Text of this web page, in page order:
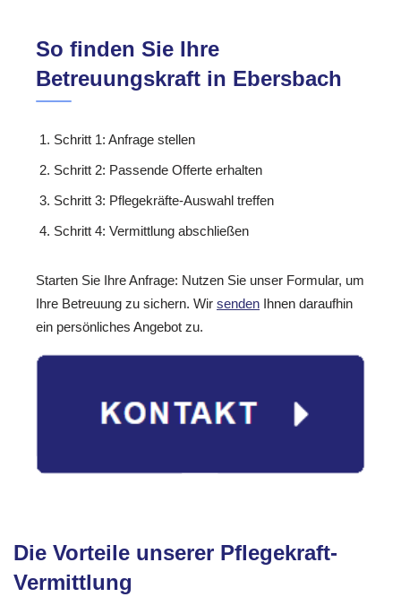
So finden Sie Ihre
Betreuungskraft in Ebersbach
Schritt 1: Anfrage stellen
Schritt 2: Passende Offerte erhalten
Schritt 3: Pflegekräfte-Auswahl treffen
Schritt 4: Vermittlung abschließen
Starten Sie Ihre Anfrage: Nutzen Sie unser Formular, um
Ihre Betreuung zu sichern. Wir senden Ihnen daraufhin
ein persönliches Angebot zu.
Die Vorteile unserer Pflegekraft-
Vermittlung